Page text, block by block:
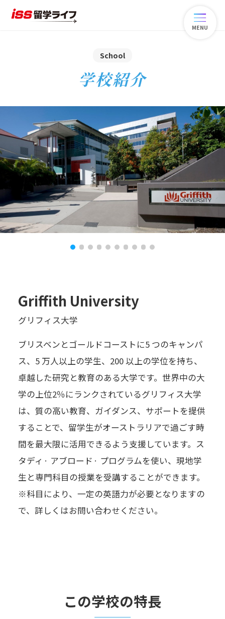
MENU
School
学校紹介
Griffith University
グリフィス大学
ブリスベンとゴールドコーストに5 つのキャンパ
ス、5 万人以上の学生、200 以上の学位を持ち、
卓越した研究と教育のある大学です。世界中の大
学の上位2％にランクされているグリフィス大学
は、質の高い教育、ガイダンス、サポートを提供
することで、留学生がオーストラリアで過ごす時
間を最大限に活用できるよう支援しています。ス
タディ· アブロード· プログラムを使い、現地学
生と専門科目の授業を受講することができます。
※科目により、一定の英語力が必要となりますの
で、詳しくはお問い合わせください。
この学校の特長